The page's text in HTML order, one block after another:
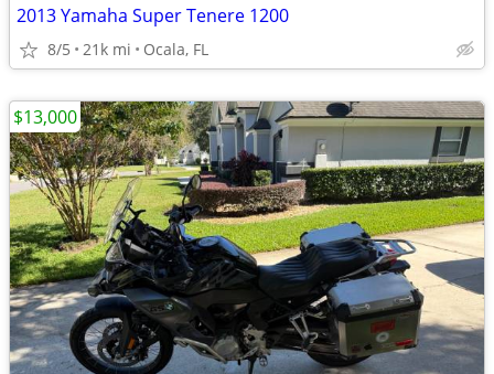
2013 Yamaha Super Tenere 1200
8/5 21k mi Ocala, FL
$13,000